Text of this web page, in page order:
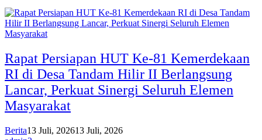
Rapat Persiapan HUT Ke-81 Kemerdekaan
RI di Desa Tandam Hilir II Berlangsung
Lancar, Perkuat Sinergi Seluruh Elemen
Masyarakat
Berita13 Juli, 202613 Juli, 2026